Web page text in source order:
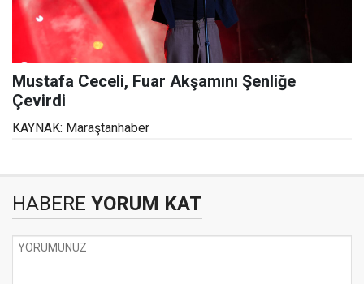
Mustafa Ceceli, Fuar Akşamını Şenliğe
Çevirdi
KAYNAK: Maraştanhaber
HABERE YORUM KAT